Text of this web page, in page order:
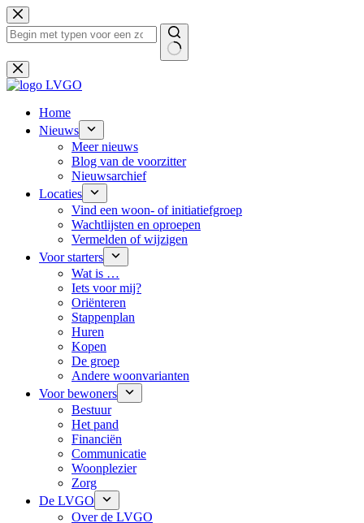
Ga
naar
de
Geen
resultaten
Home
Nieuws
Meer nieuws
Blog van de voorzitter
Nieuwsarchief
Locaties
Vind een woon- of initiatiefgroep
Wachtlijsten en oproepen
Vermelden of wijzigen
Voor starters
Wat is …
Iets voor mij?
Oriënteren
Stappenplan
Huren
Kopen
De groep
Andere woonvarianten
Voor bewoners
Bestuur
Het pand
Financiën
Communicatie
Woonplezier
Zorg
De LVGO
Over de LVGO